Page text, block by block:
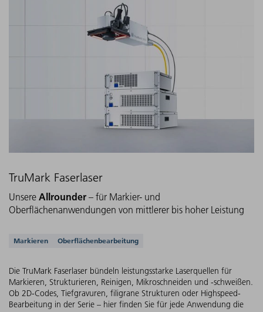
TruMark Faserlaser
Unsere Allrounder – für Markier- und
Oberflächenanwendungen von mittlerer bis hoher Leistung
Unterstützte Anwendungen
Markieren Oberflächenbearbeitung
Die TruMark Faserlaser bündeln leistungsstarke Laserquellen für
Markieren, Strukturieren, Reinigen, Mikroschneiden und -schweißen.
Ob 2D-Codes, Tiefgravuren, filigrane Strukturen oder Highspeed-
Bearbeitung in der Serie – hier finden Sie für jede Anwendung die